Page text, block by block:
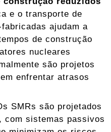
e o transporte de
ajudam a
de construção
nucleares
são projetos
enfrentar atrasos
SMRs são projetados
com sistemas passivos